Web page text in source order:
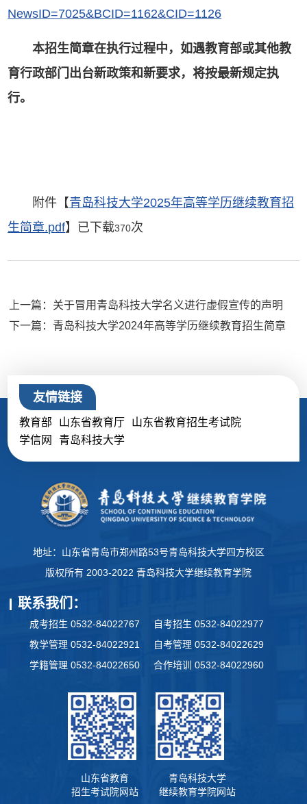
NewsID=7025&BCID=1162&CID=1126
本招生简章在执行过程中，如遇教育部或其他教
育行政部门出台新政策和新要求，将按最新规定执
行。
附件【青岛科技大学2025年高等学历继续教育招
生简章.pdf】已下载370次
上一篇：关于冒用青岛科技大学名义进行虚假宣传的声明
下一篇：青岛科技大学2024年高等学历继续教育招生简章
友情链接
教育部 山东省教育厅
山东省教育招生考试院
学信网
青岛科技大学
地址：山东省青岛市郑州路53号青岛科技大学四方校区
版权所有 2003-2022 青岛科技大学继续教育学院
联系我们：
成考招生 0532-84022767
自考招生 0532-84022977
教学管理 0532-84022921
自考管理 0532-84022629
学籍管理 0532-84022650
合作培训 0532-84022960
山东省教育
招生考试院网站
青岛科技大学
继续教育学院网站